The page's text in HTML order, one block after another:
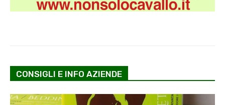
CONSIGLI E INFO AZIENDE